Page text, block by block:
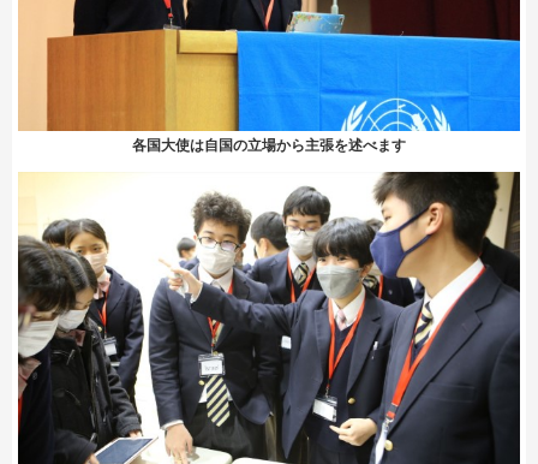
各国大使は自国の立場から主張を述べます